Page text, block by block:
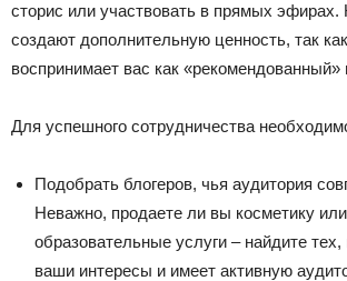
сторис или участвовать в прямых эфирах.
создают дополнительную ценность, так
воспринимает вас как
Для успешного сотрудничества
Подобрать блогеров, чья аудитория
Неважно, продаете ли вы косметику или
образовательные услуги – найдите тех,
ваши интересы и имеет активную